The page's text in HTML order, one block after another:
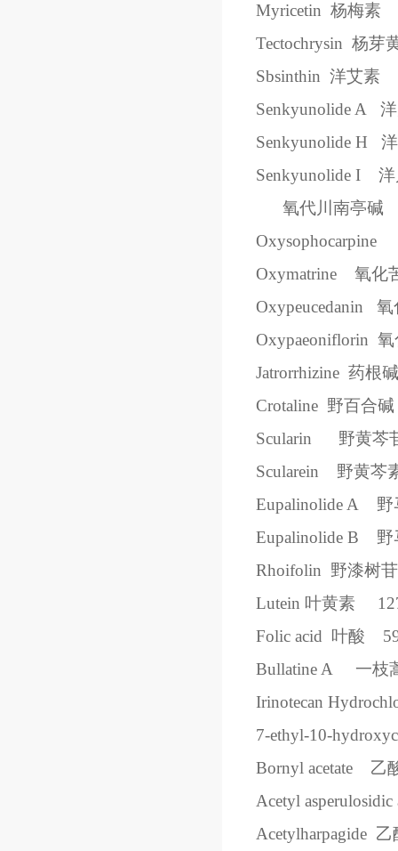
Myricetin 杨梅素
Tectochrysin 杨芽
Sbsinthin 洋艾素
Senkyunolide A
Senkyunolide H
Senkyunolide I
氧代川南亭碱
Oxysophocarpine
Oxymatrine
氧化
Oxypeucedanin
氧
Oxypaeoniflorin 氧
Jatrorrhizine 药根碱
Crotaline 野百合碱
Scularin
野黄芩
Scularein
野黄芩
Eupalinolide A
野
Eupalinolide B
野
Rhoifolin 野漆树苷
Lutein 叶黄素
Folic acid
叶酸
Bullatine A
一枝
Irinotecan
7-ethyl-10-
Bornyl acetate
乙
Acetyl asperulosidic
Acetylharpagide 乙